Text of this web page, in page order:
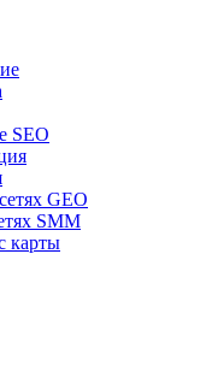
SEO
GEO
SMM
карты